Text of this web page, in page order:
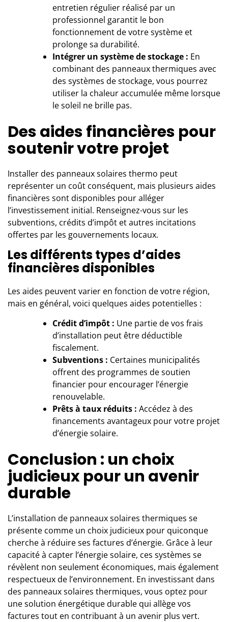
entretien régulier réalisé par un
professionnel garantit le bon
fonctionnement de votre système et
prolonge sa durabilité.
Intégrer un système de stockage : En
combinant des panneaux thermiques avec
des systèmes de stockage, vous pourrez
utiliser la chaleur accumulée même lorsque
le soleil ne brille pas.
Des aides financières pour
soutenir votre projet
Installer des panneaux solaires thermo peut
représenter un coût conséquent, mais plusieurs aides
financières sont disponibles pour alléger
l’investissement initial. Renseignez-vous sur les
subventions, crédits d’impôt et autres incitations
offertes par les gouvernements locaux.
Les différents types d’aides
financières disponibles
Les aides peuvent varier en fonction de votre région,
mais en général, voici quelques aides potentielles :
Crédit d’impôt : Une partie de vos frais
d’installation peut être déductible
fiscalement.
Subventions : Certaines municipalités
offrent des programmes de soutien
financier pour encourager l’énergie
renouvelable.
Prêts à taux réduits : Accédez à des
financements avantageux pour votre projet
d’énergie solaire.
Conclusion : un choix
judicieux pour un avenir
durable
L’installation de panneaux solaires thermiques se
présente comme un choix judicieux pour quiconque
cherche à réduire ses factures d’énergie. Grâce à leur
capacité à capter l’énergie solaire, ces systèmes se
révèlent non seulement économiques, mais également
respectueux de l’environnement. En investissant dans
des panneaux solaires thermiques, vous optez pour
une solution énergétique durable qui allège vos
factures tout en contribuant à un avenir plus vert.